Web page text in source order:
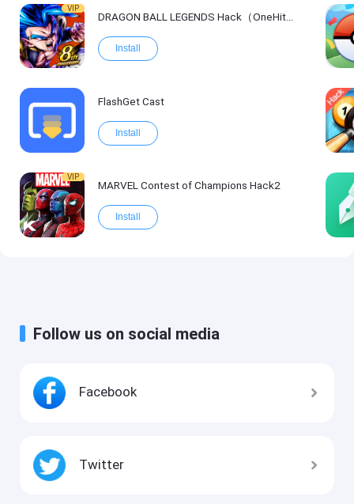
VIP
DRAGON BALL LEGENDS Hack（OneHitKill）
Install
FlashGet Cast
Install
VIP
MARVEL Contest of Champions Hack2
Install
Follow us on social media
Facebook
Twitter